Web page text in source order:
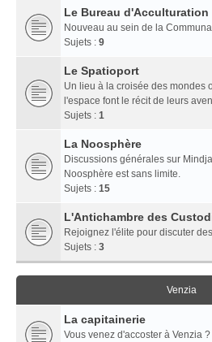
Le Bureau d'Acculturation
Nouveau au sein de la
Sujets : 9
Le Spatioport
Un lieu à la croisée des mondes
l'espace font le récit de leurs
Sujets : 1
La Noosphère
Discussions générales sur
Noosphère est sans limite.
Sujets : 15
L'Antichambre des
Rejoignez l'élite pour discuter
Sujets : 3
Venzia
La capitainerie
Vous venez d'accoster à Venzia